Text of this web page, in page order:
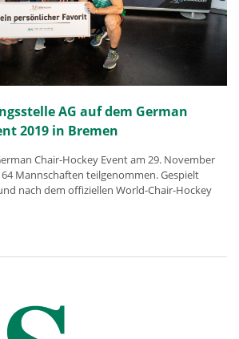
AG auf dem German
2019 in Bremen
Chair-Hockey Event am 29. November
Mannschaften teilgenommen. Gespielt
nach dem offiziellen World-Chair-Hockey